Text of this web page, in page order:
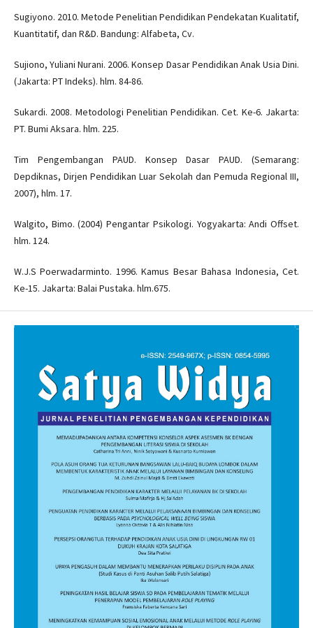
Sugiyono. 2010. Metode Penelitian Pendidikan Pendekatan Kualitatif,
Kuantitatif, dan R&D. Bandung: Alfabeta, Cv.
Sujiono, Yuliani Nurani. 2006. Konsep Dasar Pendidikan Anak Usia Dini.
(Jakarta: PT Indeks). hlm. 84-86.
Sukardi. 2008. Metodologi Penelitian Pendidikan. Cet. Ke-6. Jakarta:
PT. Bumi Aksara. hlm. 225.
Tim Pengembangan PAUD. Konsep Dasar PAUD. (Semarang:
Depdiknas, Dirjen Pendidikan Luar Sekolah dan Pemuda Regional III,
2007), hlm. 17.
Walgito, Bimo. (2004) Pengantar Psikologi. Yogyakarta: Andi Offset.
hlm. 124.
W.J.S Poerwadarminto. 1996. Kamus Besar Bahasa Indonesia, Cet.
Ke-15. Jakarta: Balai Pustaka. hlm.675.